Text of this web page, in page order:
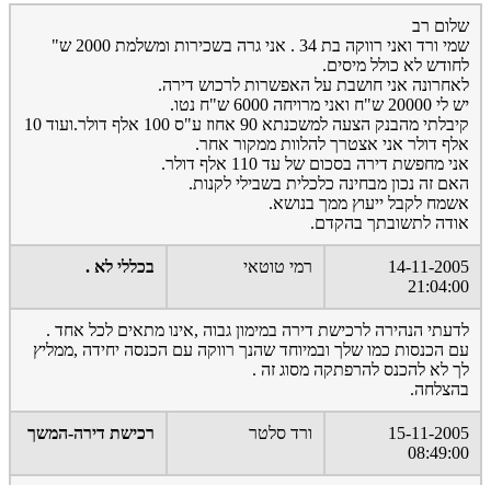
שלום רב
שמי ורד ואני רווקה בת 34 . אני גרה בשכירות ומשלמת 2000 ש"
לחודש לא כולל מיסים.
לאחרונה אני חושבת על האפשרות לרכוש דירה.
יש לי 20000 ש"ח ואני מרויחה 6000 ש"ח נטו.
קיבלתי מהבנק הצעה למשכנתא 90 אחוז ע"ס 100 אלף דולר.ועוד 10
אלף דולר אני אצטרך להלוות ממקור אחר.
אני מחפשת דירה בסכום של עד 110 אלף דולר.
האם זה נכון מבחינה כלכלית בשבילי לקנות.
אשמח לקבל ייעוץ ממך בנושא.
אודה לתשובתך בהקדם.
14-11-2005
21:04:00
רמי טוטאי בכללי לא .
לדעתי הנהירה לרכישת דירה במימון גבוה ,אינו מתאים לכל אחד .
עם הכנסות כמו שלך ובמיוחד שהנך רווקה עם הכנסה יחידה ,ממליץ
לך לא להכנס להרפתקה מסוג זה .
בהצלחה.
15-11-2005
08:49:00
ורד סלטר רכישת דירה-המשך